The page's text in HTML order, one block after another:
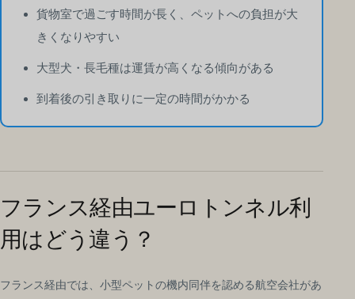
貨物室で過ごす時間が長く、ペットへの負担が大
きくなりやすい
大型犬・長毛種は運賃が高くなる傾向がある
到着後の引き取りに一定の時間がかかる
フランス経由ユーロトンネル利
用はどう違う？
フランス経由では、小型ペットの機内同伴を認める航空会社があ